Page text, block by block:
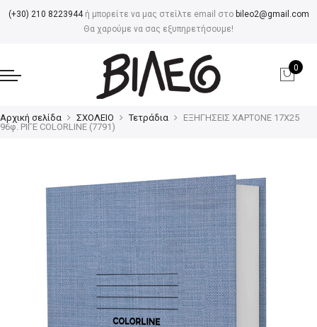
(+30) 210 8223944ή μπορείτε να μας στείλτε email στο bileo2@gmail.com
Θα χαρούμε να σας εξυπηρετήσουμε!
0
Αρχική σελίδα ΣΧΟΛΕΙΟ Τετράδια
ΕΞΗΓΗΣΕΙΣ ΧΑΡΤΟΝΕ 17Χ25
96φ. ΡΙΓΕ COLORLINE (7791)